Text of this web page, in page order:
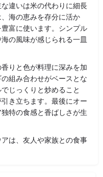
違いは米の代わりに細長
海の恵みを存分に活か
富に使います。シンプル
の風味が感じられる一皿
りと色が料理に深みを加
組み合わせがベースとな
じっくりと炒めること
き立ちます。最後にオー
特の食感と香ばしさが生
は、友人や家族との食事